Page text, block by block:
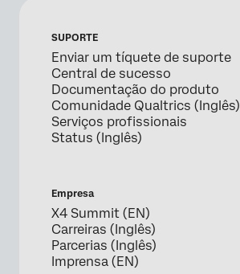
SUPORTE
Enviar um tíquete de suporte
Central de sucesso
Documentação do produto
Comunidade Qualtrics (Inglês)
Serviços profissionais
Status (Inglês)
Empresa
X4 Summit (EN)
Carreiras (Inglês)
Parcerias (Inglês)
Imprensa (EN)